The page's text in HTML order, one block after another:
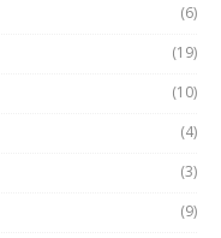
(6)
(19)
(10)
(4)
(3)
(9)